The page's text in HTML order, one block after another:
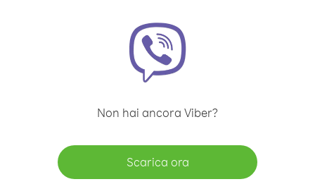
Non hai ancora Viber?
Scarica ora